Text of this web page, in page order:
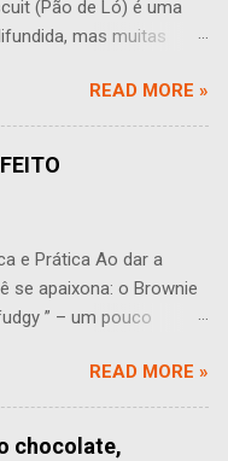
(Pão de Ló) é uma
mas muitas
Você às vezes se faz
Esta pergunta leva a
do papel do leite na
que podem influenciar
pequenas
não é perceptível.
do leite é adicionar
e desenvolver uma
essa umidade
desafios.
READ MORE »
e Prática Ao dar a
se apaixona: o Brownie
” – um pouco
Mas como
quais as diferenças
de luxo e os
READ MORE »
chocolate,